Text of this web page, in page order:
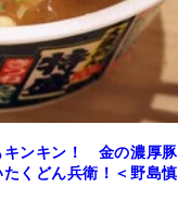
キンキン！ 金の濃厚豚
くどん兵衛！＜野島慎